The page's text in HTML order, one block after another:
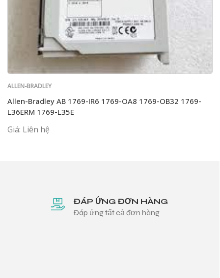
ALLEN-BRADLEY
Allen-Bradley AB 1769-IR6 1769-OA8 1769-OB32 1769-
L36ERM 1769-L35E
Giá: Liên hệ
ĐÁP ỨNG ĐƠN HÀNG
Đáp ứng tất cả đơn hàng